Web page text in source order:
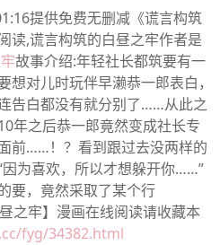
提供免费无删减《谎言构筑
读,谎言构筑的白昼之牢作者是
故事介绍:年轻社长都筑要有一
对儿时玩伴早濑恭一郎表白，
告白都没有就分别了……从此之
之后恭一郎竟然变成社长专
前……！？看到跟过去没两样的
为喜欢，所以才想躲开你……”
要，竟然采取了某个行
之牢】漫画在线阅读请收藏本
fyg/34382.html